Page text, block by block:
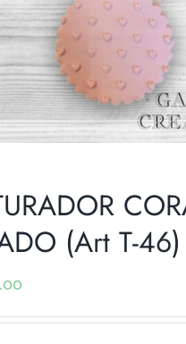
(Art T-46)